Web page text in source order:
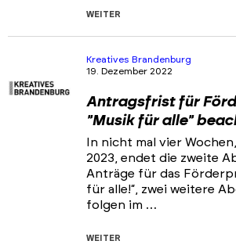
WEITER
Kreatives Brandenburg
19. Dezember 2022
Antragsfrist für
"Musik für alle"
In nicht mal vier
2023, endet die zweite
Anträge für das
für alle!“, zwei weitere
folgen im …
WEITER